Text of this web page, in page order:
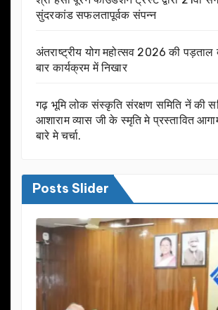
सुंदरकांड सफलतापूर्वक संपन्न
अंतराष्ट्रीय योग महोत्सव 2026 की
बार कार्यक्रम में निखार
गढ़ भूमि लोक संस्कृति संरक्षण समिति नें की
आशाराम व्यास जी के स्मृति मे प्रस्तावित
बारे मे चर्चा.
Posts Slider